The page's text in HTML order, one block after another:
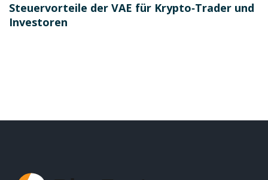
Steuervorteile der VAE für Krypto‑Trader und
Investoren